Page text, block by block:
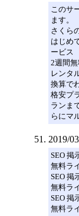
このサ
ます。
さくら
はじめ
ービス
2週間
レンタ
換算で
格安プ
ランま
らにマ
2019/
SEO 掲
無料ラ
SEO 掲
無料ラ
SEO 掲
無料ラ